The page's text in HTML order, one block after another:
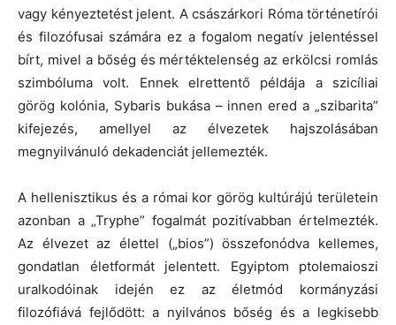
vagy kényeztetést jelent. A császárkori Róma történetírói
és filozófusai számára ez a fogalom negatív jelentéssel
bírt, mivel a bőség és mértéktelenség az erkölcsi romlás
szimbóluma volt. Ennek elrettentő példája a szicíliai
görög kolónia, Sybaris bukása – innen ered a „szibarita”
kifejezés, amellyel az élvezetek hajszolásában
megnyilvánuló dekadenciát jellemezték.
A hellenisztikus és a római kor görög kultúrájú területein
azonban a „Tryphe” fogalmát pozitívabban értelmezték.
Az élvezet az élettel („bios”) összefonódva kellemes,
gondatlan életformát jelentett. Egyiptom ptolemaioszi
uralkodóinak idején ez az életmód kormányzási
filozófiává fejlődött: a nyilvános bőség és a legkisebb